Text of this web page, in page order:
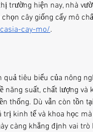
trường hiện nay, nhà
cay-mo/.
quả tiêu biểu của nông
năng suất, chất lượng và
thống. Dù vẫn còn tồn
kinh tế và khoa học
càng khẳng định vai